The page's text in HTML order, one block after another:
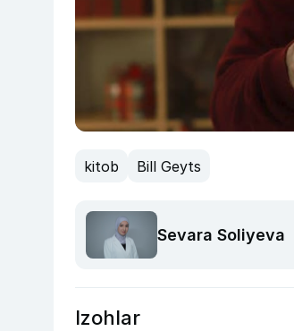
kitob Bill Geyts
Sevara Soliyeva
Izohlar